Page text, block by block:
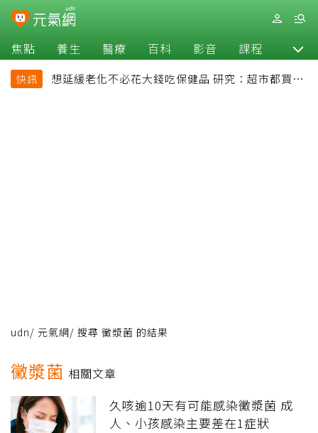
焦點 養生 醫療 百科 影音 課程 退休
快訊
想延緩老化不必花大錢吃保健品 研究：超市都買得
udn/ 元氣網/ 搜尋 黴漿菌 的結果
黴漿菌 相關文章
久咳逾10天有可能感染黴漿菌 成
人、小孩感染主要差在1症狀